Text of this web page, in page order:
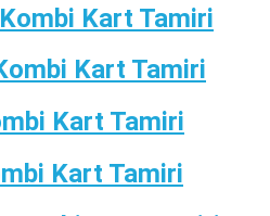
Kart Tamiri
Kart Tamiri
Kart Tamiri
Kart Tamiri